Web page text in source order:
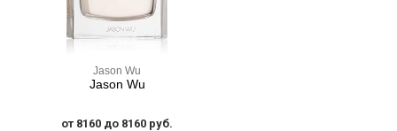
Jason Wu
Jason Wu
от 8160 до 8160 руб.